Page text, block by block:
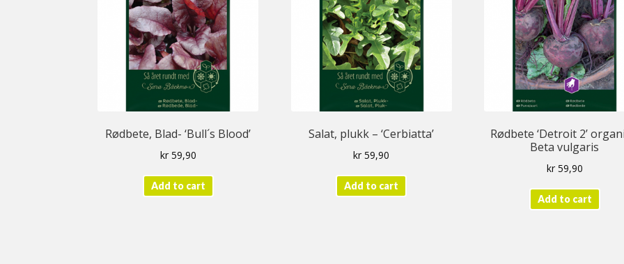
Rødbete, Blad- ‘Bull´s Blood’
kr59,90
Add to cart
Salat, plukk – ‘Cerbiatta’
kr 59,90
Add to cart
Rødbete ‘Detroit 2’
Beta vulgaris
kr59,90
Add to cart